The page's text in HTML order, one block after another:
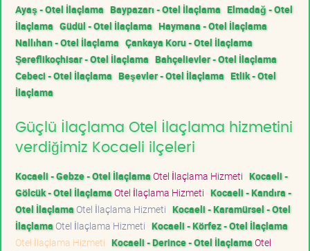
Ayaş - Otel İlaçlama Baypazarı - Otel İlaçlama Elmadağ - Otel
İlaçlama Güdül - Otel İlaçlama Haymana - Otel İlaçlama
Nallıhan - Otel İlaçlama Çankaya Koru - Otel İlaçlama
Şereflikoçhisar - Otel İlaçlama Bahçelievler - Otel İlaçlama
Cebeci - Otel İlaçlama Beşevler - Otel İlaçlama Etlik - Otel
İlaçlama
Güçlü İlaçlama Otel İlaçlama hizmetini
verdiğimiz Kocaeli ilçeleri
Kocaeli - Gebze - Otel İlaçlamaOtel İlaçlama Hizmeti Kocaeli -
Gölcük - Otel İlaçlamaOtel İlaçlama Hizmeti Kocaeli - Kandıra -
Otel İlaçlama Otel İlaçlama Hizmeti Kocaeli - Karamürsel - Otel
İlaçlama Otel İlaçlama Hizmeti Kocaeli - Körfez - Otel İlaçlama
Otel İlaçlama Hizmeti Kocaeli - Derince - Otel İlaçlamaOtel